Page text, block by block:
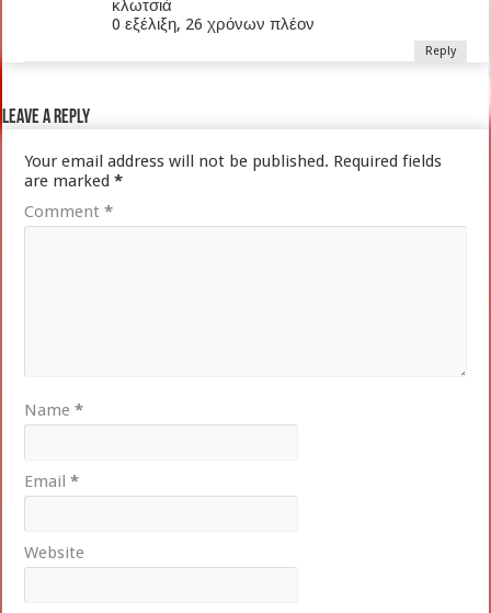
κλωτσιά
0 εξέλιξη, 26 χρόνων πλέον
Reply
Leave a Reply
Your email address will not be published. Required fields
are marked*
Comment*
Name*
Email*
Website